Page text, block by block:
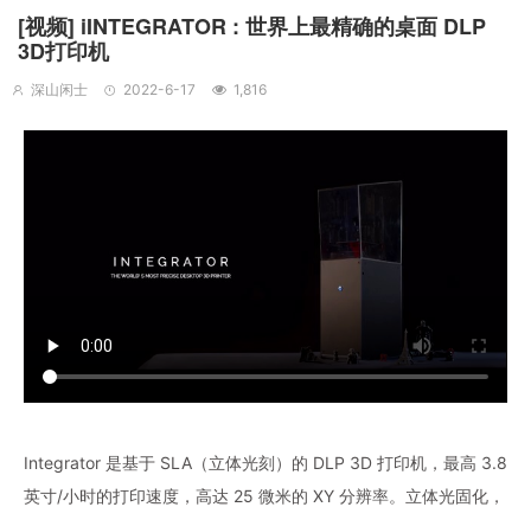
[视频] iINTEGRATOR : 世界上最精确的桌面 DLP
3D打印机
深山闲士 2022-6-17 1,816
Integrator 是基于 SLA（立体光刻）的 DLP 3D 打印机，最高 3.8
英寸/小时的打印速度，高达 25 微米的 XY 分辨率。立体光固化，